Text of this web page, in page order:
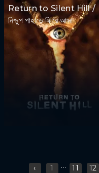
Return to Silent Hill /
নিশ্চুপ পাহাড়ে ফিরে আসা
‹ 1 ... 11 12